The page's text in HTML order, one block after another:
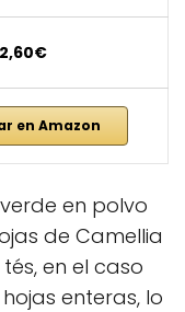
2,60€
en Amazon
en polvo
de Camellia
en el caso
enteras, lo